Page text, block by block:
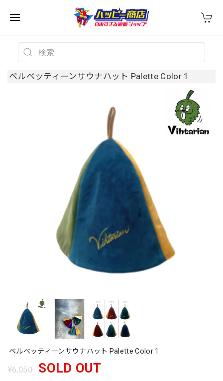
ベルベッティーンサウナハット Palette Color 1
ベルベッティーンサウナハット Palette Color 1
¥6,050 SOLD OUT